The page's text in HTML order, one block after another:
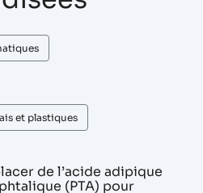
et plastiques
de l’acide adipique
(PTA) pour